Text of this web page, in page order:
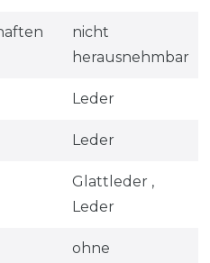
nicht
herausnehmbar
Leder
Leder
Glattleder ,
Leder
ohne